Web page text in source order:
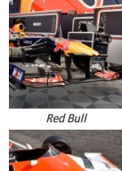
Red Bull